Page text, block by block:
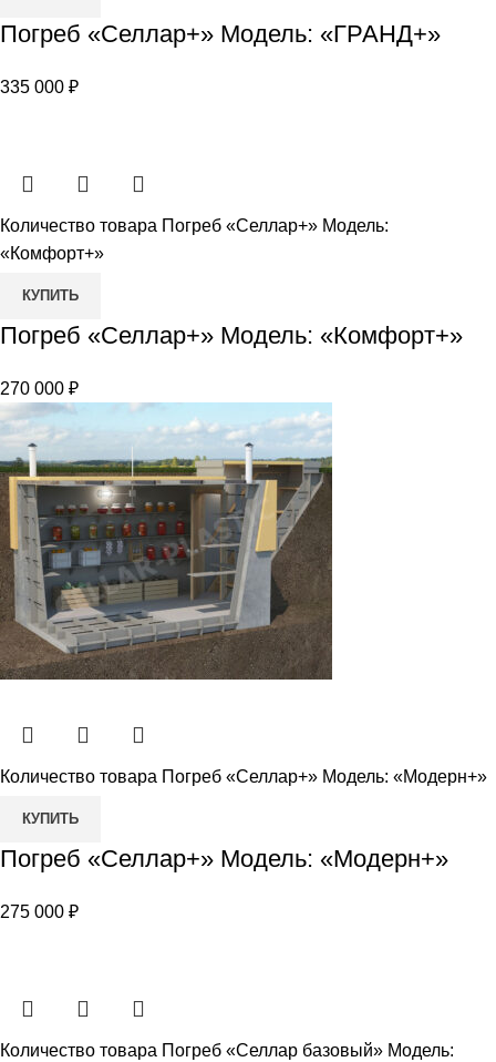
Погреб «Селлар+» Модель: «ГРАНД+»
335 000 ₽
Количество товара Погреб «Селлар+» Модель:
«Комфорт+»
КУПИТЬ
Погреб «Селлар+» Модель: «Комфорт+»
270 000 ₽
Количество товара Погреб «Селлар+» Модель: «Модерн+»
КУПИТЬ
Погреб «Селлар+» Модель: «Модерн+»
275 000 ₽
Количество товара Погреб «Селлар базовый» Модель: